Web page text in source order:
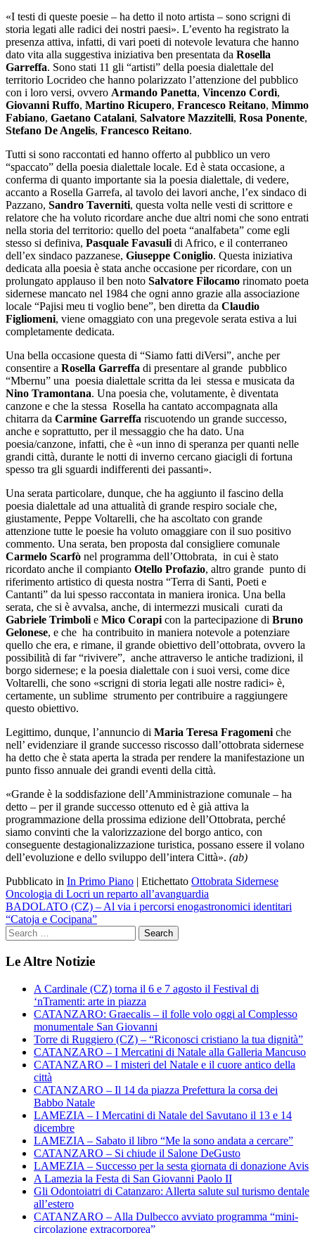
«I testi di queste poesie – ha detto il noto artista – sono scrigni di
storia legati alle radici dei nostri paesi». L’evento ha registrato la
presenza attiva, infatti, di vari poeti di notevole levatura che hanno
dato vita alla suggestiva iniziativa ben presentata da Rosella
Garreffa. Sono stati 11 gli “artisti” della poesia dialettale del
territorio Locrideo che hanno polarizzato l’attenzione del pubblico
con i loro versi, ovvero Armando Panetta, Vincenzo Cordì,
Giovanni Ruffo, Martino Ricupero, Francesco Reitano, Mimmo
Fabiano, Gaetano Catalani, Salvatore Mazzitelli, Rosa Ponente,
Stefano De Angelis, Francesco Reitano.
Tutti si sono raccontati ed hanno offerto al pubblico un vero
“spaccato” della poesia dialettale locale. Ed è stata occasione, a
conferma di quanto importante sia la poesia dialettale, di vedere,
accanto a Rosella Garrefa, al tavolo dei lavori anche, l’ex sindaco di
Pazzano, Sandro Taverniti, questa volta nelle vesti di scrittore e
relatore che ha voluto ricordare anche due altri nomi che sono entrati
nella storia del territorio: quello del poeta “analfabeta” come egli
stesso si definiva, Pasquale Favasulidi Africo, e il conterraneo
dell’ex sindaco pazzanese, Giuseppe Coniglio. Questa iniziativa
dedicata alla poesia è stata anche occasione per ricordare, con un
prolungato applauso il ben noto Salvatore Filocamo rinomato poeta
sidernese mancato nel 1984 che ogni anno grazie alla associazione
locale “Pajisi meu ti voglio bene”, ben diretta da Claudio
Figliomeni, viene omaggiato con una pregevole serata estiva a lui
completamente dedicata.
Una bella occasione questa di “Siamo fatti diVersi”, anche per
consentire a Rosella Garreffa di presentare al grande pubblico
“Mbernu” una poesia dialettale scritta da lei stessa e musicata da
Nino Tramontana. Una poesia che, volutamente, è diventata
canzone e che la stessa Rosella ha cantato accompagnata alla
chitarra da Carmine Garreffa riscuotendo un grande successo,
anche e soprattutto, per il messaggio che ha dato. Una
poesia/canzone, infatti, che è «un inno di speranza per quanti nelle
grandi città, durante le notti di inverno cercano giacigli di fortuna
spesso tra gli sguardi indifferenti dei passanti».
Una serata particolare, dunque, che ha aggiunto il fascino della
poesia dialettale ad una attualità di grande respiro sociale che,
giustamente, Peppe Voltarelli, che ha ascoltato con grande
attenzione tutte le poesie ha voluto omaggiare con il suo positivo
commento. Una serata, ben proposta dal consigliere comunale
Carmelo Scarfò nel programma dell’Ottobrata, in cui è stato
ricordato anche il compianto Otello Profazio, altro grande punto di
riferimento artistico di questa nostra “Terra di Santi, Poeti e
Cantanti” da lui spesso raccontata in maniera ironica. Una bella
serata, che si è avvalsa, anche, di intermezzi musicali curati da
Gabriele Trimbolie Mico Corapicon la partecipazione di Bruno
Gelonese, e che ha contribuito in maniera notevole a potenziare
quello che era, e rimane, il grande obiettivo dell’ottobrata, ovvero la
possibilità di far “rivivere”, anche attraverso le antiche tradizioni, il
borgo sidernese; e la poesia dialettale con i suoi versi, come dice
Voltarelli, che sono «scrigni di storia legati alle nostre radici» è,
certamente, un sublime strumento per contribuire a raggiungere
questo obiettivo.
Legittimo, dunque, l’annuncio di Maria Teresa Fragomeniche
nell’ evidenziare il grande successo riscosso dall’ottobrata sidernese
ha detto che è stata aperta la strada per rendere la manifestazione un
punto fisso annuale dei grandi eventi della città.
«Grande è la soddisfazione dell’Amministrazione comunale – ha
detto – per il grande successo ottenuto ed è già attiva la
programmazione della prossima edizione dell’Ottobrata, perché
siamo convinti che la valorizzazione del borgo antico, con
conseguente destagionalizzazione turistica, possano essere il volano
dell’evoluzione e dello sviluppo dell’intera Città». (ab)
Pubblicato in In Primo Piano | Etichettato Ottobrata Sidernese
Navigazione
articoli
Oncologia di Locri un reparto all’avanguardia
BADOLATO (CZ) – Al via i percorsi enogastronomici identitari
“Catoja e Cocipana”
Le Altre Notizie
A Cardinale (CZ) torna il 6 e 7 agosto il Festival di
‘nTramenti: arte in piazza
CATANZARO: Graecalis – il folle volo oggi al Complesso
monumentale San Giovanni
Torre di Ruggiero (CZ) – “Riconosci cristiano la tua dignità”
CATANZARO – I Mercatini di Natale alla Galleria Mancuso
CATANZARO – I misteri del Natale e il cuore antico della
città
CATANZARO – Il 14 da piazza Prefettura la corsa dei
Babbo Natale
LAMEZIA – I Mercatini di Natale del Savutano il 13 e 14
dicembre
LAMEZIA – Sabato il libro “Me la sono andata a cercare”
CATANZARO – Si chiude il Salone DeGusto
LAMEZIA – Successo per la sesta giornata di donazione Avis
A Lamezia la Festa di San Giovanni Paolo II
Gli Odontoiatri di Catanzaro: Allerta salute sul turismo dentale
all’estero
CATANZARO – Alla Dulbecco avviato programma “mini-
circolazione extracorporea”